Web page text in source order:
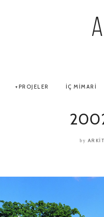
PROJELER İÇ MIMARI
by